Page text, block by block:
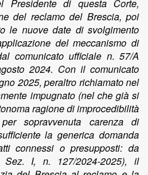
Presidente di questa Corte,
del reclamo del Brescia, poi
le nuove date di svolgimento
del meccanismo di
comunicato ufficiale n. 57/A
2024. Con il comunicato
2025, peraltro richiamato nel
impugnato (nel che già si
ragione di improcedibilità
sopravvenuta carenza di
la generica domanda
connessi o presupposti: da
I, n. 127/2024-2025), il